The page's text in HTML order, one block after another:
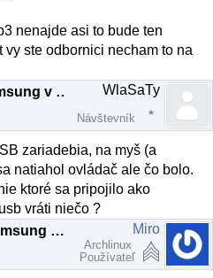
nenajde asi to bude ten
vy ste odbornici necham to na
Re: MP3 player Samsung v linuxe
WlaSaTy
Návštevník
zariadebia, na myš (a
natiahol ovládač ale čo bolo.
ktoré sa pripojilo ako
vráti niečo ?
Re: MP3 player Samsung v linuxe
Miro
Archlinux
Používateľ